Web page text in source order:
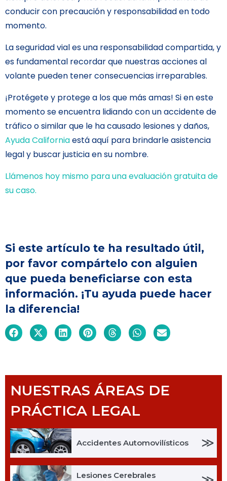
conducir con precaución y responsabilidad en todo
momento.
La seguridad vial es una responsabilidad compartida, y
es fundamental recordar que nuestras acciones al
volante pueden tener consecuencias irreparables.
¡Protégete y protege a los que más amas! Si en este
momento se encuentra lidiando con un accidente de
tráfico o similar que le ha causado lesiones y daños,
Ayuda Californiaestá aquí para brindarle asistencia
legal y buscar justicia en su nombre.
Llámenos hoy mismo para una evaluación gratuita de
su caso.
Si este artículo te ha resultado útil,
por favor compártelo con alguien
que pueda beneficiarse con esta
información. ¡Tu ayuda puede hacer
la diferencia!
NUESTRAS ÁREAS DE
PRÁCTICA LEGAL
Accidentes Automovilísticos ≫
Lesiones Cerebrales